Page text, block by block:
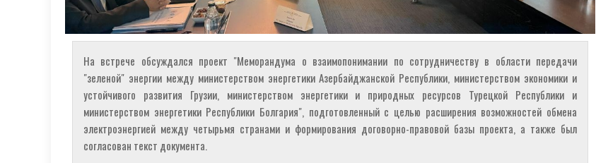
На встрече обсуждался проект "Меморандума о взаимопонимании по сотрудничеству в области передачи
"зеленой" энергии между министерством энергетики Азербайджанской Республики, министерством экономики и
устойчивого развития Грузии, министерством энергетики и природных ресурсов Турецкой Республики и
министерством энергетики Республики Болгария", подготовленный с целью расширения возможностей обмена
электроэнергией между четырьмя странами и формирования договорно-правовой базы проекта, а также был
согласован текст документа.